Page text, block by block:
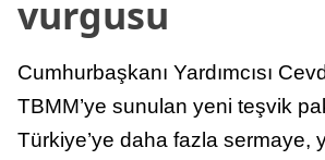
vurgusu
Cumhurbaşkanı Yardımcısı
TBMM’ye sunulan yeni teşvik
Türkiye’ye daha fazla sermaye,